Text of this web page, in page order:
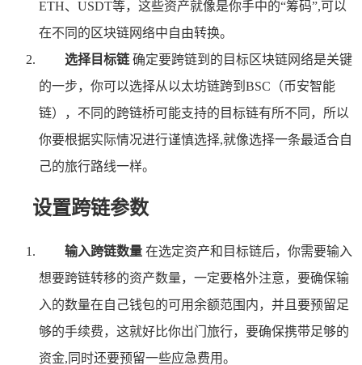
ETH、USDT等，这些资产就像是你手中的“筹码”,可以
在不同的区块链网络中自由转换。
选择目标链 确定要跨链到的目标区块链网络是关键
的一步，你可以选择从以太坊链跨到BSC（币安智能
链），不同的跨链桥可能支持的目标链有所不同，所以
你要根据实际情况进行谨慎选择,就像选择一条最适合自
己的旅行路线一样。
设置跨链参数
输入跨链数量 在选定资产和目标链后，你需要输入
想要跨链转移的资产数量，一定要格外注意，要确保输
入的数量在自己钱包的可用余额范围内，并且要预留足
够的手续费，这就好比你出门旅行，要确保携带足够的
资金,同时还要预留一些应急费用。